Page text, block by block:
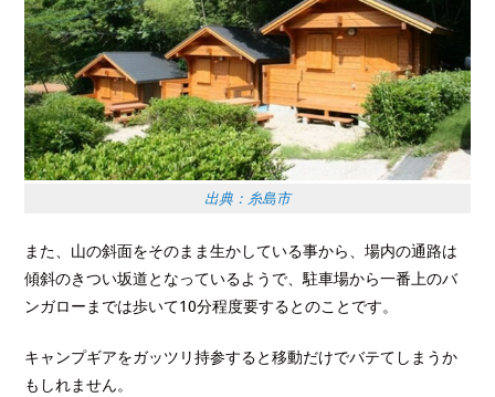
出典：糸島市
また、山の斜面をそのまま生かしている事から、場内の通路は
傾斜のきつい坂道となっているようで、駐車場から一番上のバ
ンガローまでは歩いて10分程度要するとのことです。
キャンプギアをガッツリ持参すると移動だけでバテてしまうか
もしれません。